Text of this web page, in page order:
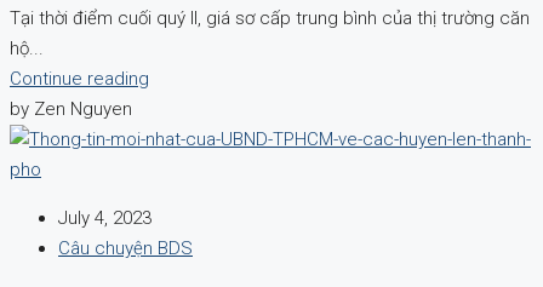
Tại thời điểm cuối quý II, giá sơ cấp trung bình của thị trường căn
hộ...
Continue reading
by Zen Nguyen
July 4, 2023
Câu chuyện BDS